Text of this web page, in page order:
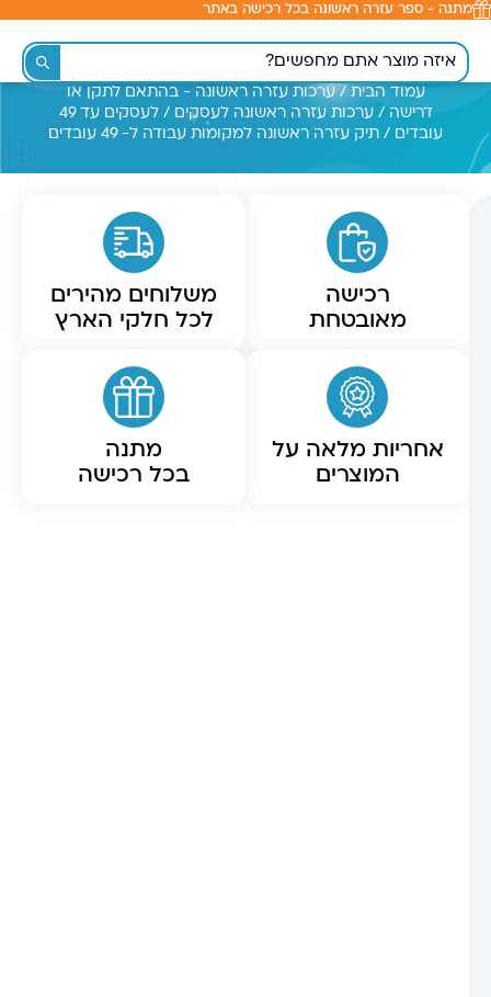
לתוכן
מתנה - ספר עזרה ראשונה בכל רכישה באתר
עמוד הבית /ערכות עזרה ראשונה - בהתאם לתקן או
דרישה /ערכות עזרה ראשונה לעסקים /
לעסקים עד 49
עובדים / תיק עזרה ראשונה למקומות עבודה ל- 49 עובדים
רכישה
מאובטחת
משלוחים מהירים
לכל חלקי הארץ
אחריות מלאה על
המוצרים
מתנה
בכל רכישה